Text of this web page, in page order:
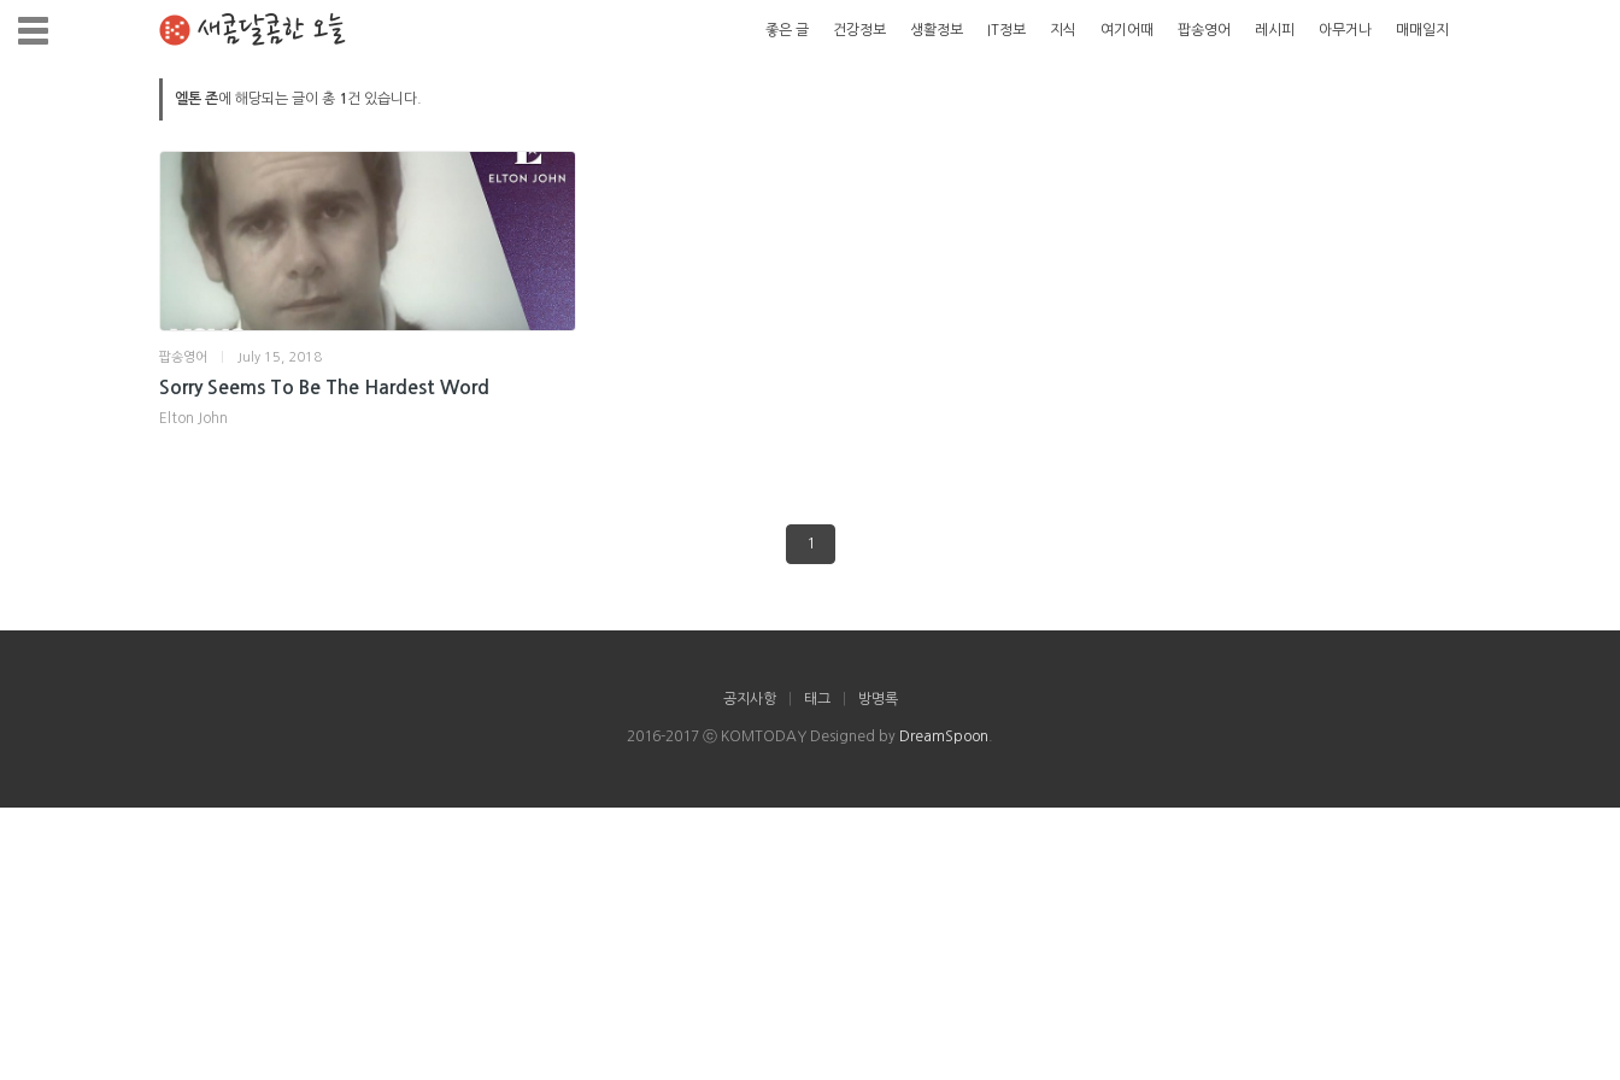
새콤달콤한 오늘 좋은 글 건강정보 생활정보 IT정보 지식 여기어때 팝송영어 레시피 아무거나 매매일지
엘톤 존에 해당되는 글이 총 1 건 있습니다.
팝송영어 July 15, 2018
Sorry Seems To Be The Hardest Word
Elton John
1
공지사항 태그 방명록
2016-2017 ⓒ KOMTODAY Designed by DreamSpoon